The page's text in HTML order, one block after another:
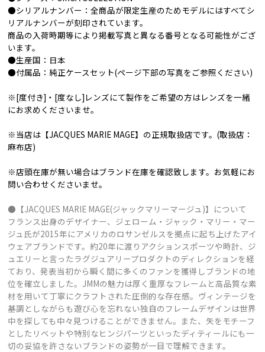
●シリアルナンバー：全商品が限定生産のためモデルにはすべてシ
リアルナンバーが刻印されています。
商品の入荷時期等により掲載写真と異なる番号となる可能性がござ
います。
●生産国：日本
●付属品：純正ケースセット(ページ下部の写真をご参照ください)
※[度付き]・[度なし]レンズにて製作をご希望の方はレンズを一緒
にお求めくださいませ。
※当店は【JACQUES MARIE MAGE】の正規取扱店です。(取扱店：
麻布店)
※店頭在庫が無い場合はブランド在庫を確認致します。お気軽にお
問い合わせくださいませ。
●【JACQUES MARIE MAGE(ジャックマリーマージュ)】について
フランス出身のデザイナー、ジェローム・ジャック・マリー・マー
ジュ氏が2015年にアメリカのロサンゼルスを拠点に起ち上げたアイ
ウェアブランドです。約20年に渡りアクションスポーツや時計、ジ
ュエリーと言ったラグジュアリープロダクトのディレクションを経
ており、発表当初から瞬く間に多くのファンを獲得しブランドの地
位を確立しました。JMMの魅力は厚く重厚なフレームと高品質な素
材を用いて丁寧にクラフトされた圧倒的な存在感。ヴィンテージを
基調としながらも遊び心を忘れない独自のフレームデザインは世界
中を探しても中々見つけることができません。また、矢をモチーフ
としたリベットや特別なヒンジパーツといったディティールにも一
切の妥協を許さないブランドの姿勢が一目で理解できます。